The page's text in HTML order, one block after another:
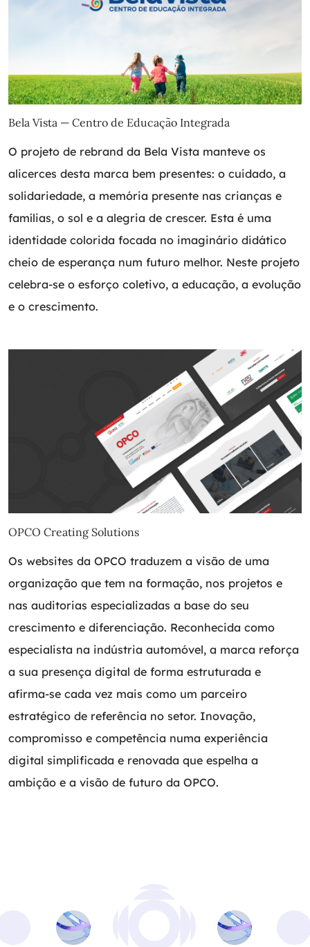
Bela Vista — Centro de Educação Integrada
O projeto de rebrand da Bela Vista manteve os
alicerces desta marca bem presentes: o cuidado, a
solidariedade, a memória presente nas crianças e
famílias, o sol e a alegria de crescer. Esta é uma
identidade colorida focada no imaginário didático
cheio de esperança num futuro melhor. Neste projeto
celebra-se o esforço coletivo, a educação, a evolução
e o crescimento.
OPCO Creating Solutions
Os websites da OPCO traduzem a visão de uma
organização que tem na formação, nos projetos e
nas auditorias especializadas a base do seu
crescimento e diferenciação. Reconhecida como
especialista na indústria automóvel, a marca reforça
a sua presença digital de forma estruturada e
afirma-se cada vez mais como um parceiro
estratégico de referência no setor. Inovação,
compromisso e competência numa experiência
digital simplificada e renovada que espelha a
ambição e a visão de futuro da OPCO.